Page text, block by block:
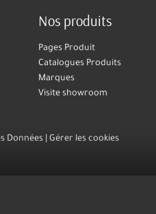
Nos produits
Pages Produit
Catalogues Produits
Marques
Visite showroom
Données Gérer les cookies